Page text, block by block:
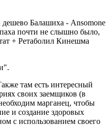
дешево Балашиха - Ansomone
почти не слышно было,
+ Ретаболил Кинешма
там есть интересный
своих заемщиков (в
марганец, чтобы
и создание здоровых
с использованием своего